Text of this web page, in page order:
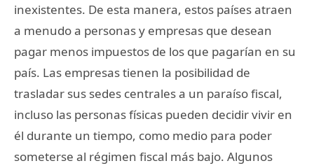
inexistentes. De esta manera, estos países atraen
a menudo a personas y empresas que desean
pagar menos impuestos de los que pagarían en su
país. Las empresas tienen la posibilidad de
trasladar sus sedes centrales a un paraíso fiscal,
incluso las personas físicas pueden decidir vivir en
él durante un tiempo, como medio para poder
someterse al régimen fiscal más bajo. Algunos